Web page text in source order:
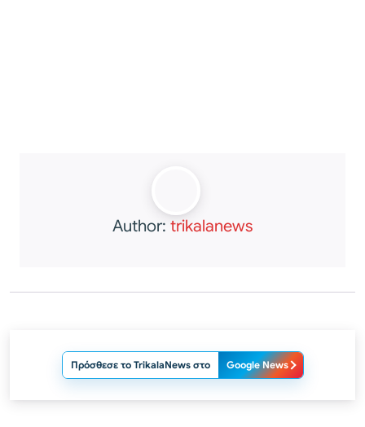
Author: trikalanews
Πρόσθεσε το TrikalaNews στο Google News